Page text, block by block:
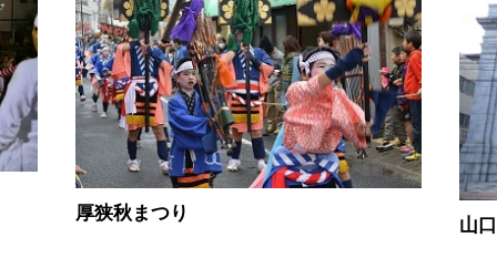
厚狭秋まつり
山